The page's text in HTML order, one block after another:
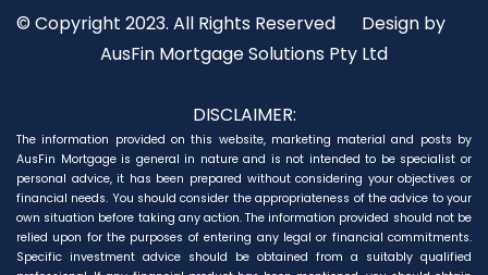
© Copyright 2023. All Rights Reserved
Design by
AusFin Mortgage Solutions Pty Ltd
DISCLAIMER:
The information provided on this website, marketing material and posts by
AusFin Mortgage is general in nature and is not intended to be specialist or
personal advice, it has been prepared without considering your objectives or
financial needs. You should consider the appropriateness of the advice to your
own situation before taking any action. The information provided should not be
relied upon for the purposes of entering any legal or financial commitments.
Specific investment advice should be obtained from a suitably qualified